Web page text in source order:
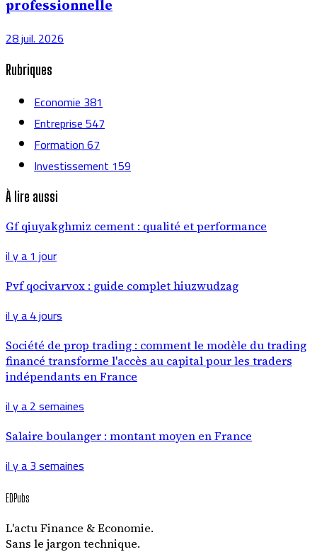
professionnelle
28 juil. 2026
Rubriques
Economie381
Entreprise547
Formation67
Investissement159
À lire aussi
Gf qiuyakghmiz cement : qualité et performance
il y a 1 jour
Pvf qocivarvox : guide complet hiuzwudzag
il y a 4 jours
Société de prop trading : comment le modèle du trading
financé transforme l'accès au capital pour les traders
indépendants en France
il y a 2 semaines
Salaire boulanger : montant moyen en France
il y a 3 semaines
EDPubs
L'actu Finance & Economie.
Sans le jargon technique.